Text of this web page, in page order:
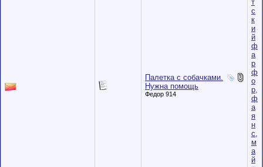
Палетка с собачками.
Нужна помощь
Федор 914
т
с
к
и
й
ф
а
р
ф
о
р,
ф
а
я
н
с,
м
а
й